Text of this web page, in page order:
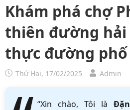
Khám phá chợ
thiên đường hải
thực đường phố
Thứ Hai, 17/02/2025 Admin
“Xin chào, Tôi là